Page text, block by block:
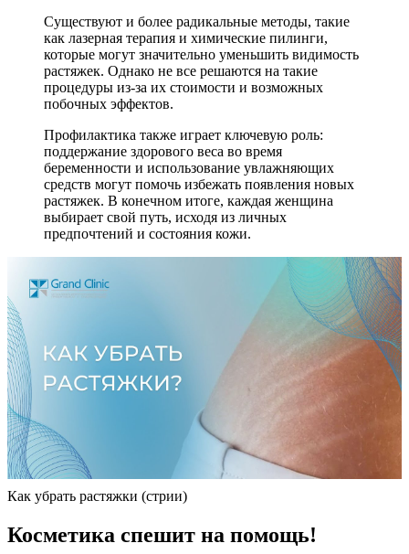
Существуют и более радикальные методы, такие
как лазерная терапия и химические пилинги,
которые могут значительно уменьшить видимость
растяжек. Однако не все решаются на такие
процедуры из-за их стоимости и возможных
побочных эффектов.
Профилактика также играет ключевую роль:
поддержание здорового веса во время
беременности и использование увлажняющих
средств могут помочь избежать появления новых
растяжек. В конечном итоге, каждая женщина
выбирает свой путь, исходя из личных
предпочтений и состояния кожи.
Как убрать растяжки (стрии)
Косметика спешит на помощь!